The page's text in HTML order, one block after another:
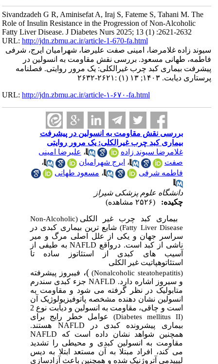
Sivandzadeh G R, Aminisefat A, Iraj S, Fateme S, Tahani M. The
Role of Insulin Resistance in the Progression of Non-Alcoholic
Fatty Liver Disease. J Diabetes Nurs 2025; 13 (1) :2621-2632
URL:http://jdn.zbmu.ac.ir/article-1-670-fa.html
سیوند زاده غلامرضا، امینی صفت علیرضا، شهرامیان ایرج، شرفی
فاطمه، طهانی مسعود. بررسی نقش مقاومت به انسولین در
پیشرفت بیماری کبد چرب غیرالکلی: یک مرور روایتی. فصلنامه
پرستاری دیابت. ۱۴۰۳; ۱۳ (۱) :۲۶۲۱-۲۶۳۲
URL:http://jdn.zbmu.ac.ir/article-۱-۶۷۰-fa.html
بررسی نقش مقاومت به انسولین در پیشرفت
بیماری کبد چرب غیرالکلی: یک مرور روایتی
غلامرضا سیوند زاده
،علیرضا امینی
صفت
،ایرج شهرامیان
،
فاطمه شرفی
،مسعود طهانی
دانشگاه علوم پزشکی شیراز
چکیده:
بیماری کبد چرب غیر الکلی (
Non-Alcoholic
Fatty Liver Disease
) شایع ترین بیماری کبدی در
سراسر جهان و یکی از علل اصلی مرگ و میر
ناشی از کبد است. درواقع NAFLD به طیفی از
آسیب های کبدی از استئاتوز ساده تا
استئاتوهپاتیت غیر الکلی
Nonalcoholic steatohepatitis
))،فیبروز پیشرفته
و سیروز اشاره دارد. NAFLD جزء کبدی سندرم
متابولیک در نظر گرفته می شود و مقاومت به
انسولین نشان دهنده مشخصه پاتوفیزیولوژیک آن
است و چاقی، مقاومت به انسولین و دیابت نوع 2
Diabetes mellitus II
) عوامل خطر رایج برای
بیماری پیشرونده کبدی در
NAFLD
هستند.
همچنین شواهد نشان
داده است که
NAFLD
مقاومت به انسولین کبدی و محیطی را تشدید
می کند، افراد مبتلا به آن مستعد ابتلا به دیس
لیپیدمی آتروژنیک شده و همچنین باعث آزادسازی